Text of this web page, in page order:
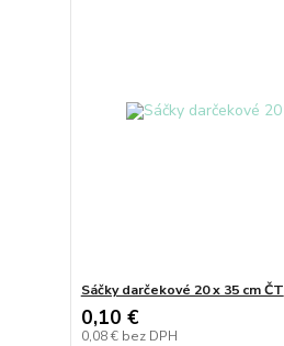
Sáčky darčekové 20 x 35 cm ČT
0,10 €
0,08 € bez DPH